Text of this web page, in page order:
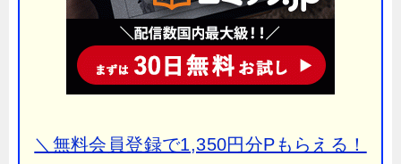
＼無料会員登録で1,350円分Pもらえる！